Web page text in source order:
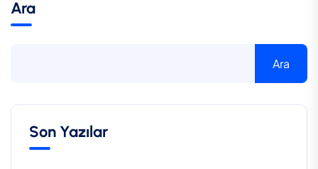
Ara
Ara
Son Yazılar